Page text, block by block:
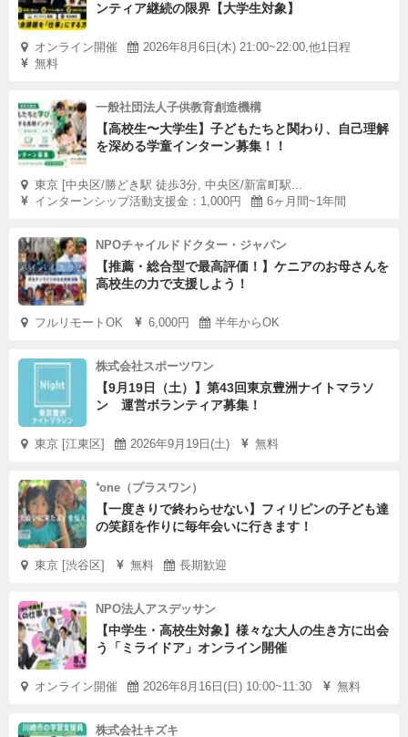
ンティア継続の限界【大学生対象】
オンライン開催
2026年8月6日(木) 21:00~22:00,他1日程
無料
一般社団法人子供教育創造機構
【高校生〜大学生】子どもたちと関わり、自己理解
を深める学童インターン募集！！
東京 [中央区/勝どき駅 徒歩3分, 中央区/新富町駅...
インターンシップ活動支援金：1,000円
6ヶ月間~1年間
NPOチャイルドドクター・ジャパン
【推薦・総合型で最高評価！】ケニアのお母さんを
高校生の力で支援しよう！
フルリモートOK 6,000円 半年からOK
株式会社スポーツワン
【9月19日（土）】第43回東京豊洲ナイトマラソ
ン 運営ボランティア募集！
東京 [江東区] 2026年9月19日(土) 無料
⁺one（プラスワン）
【一度きりで終わらせない】フィリピンの子ども達
の笑顔を作りに毎年会いに行きます！
東京 [渋谷区] 無料 長期歓迎
NPO法人アスデッサン
【中学生・高校生対象】様々な大人の生き方に出会
う「ミライドア」オンライン開催
オンライン開催 2026年8月16日(日) 10:00~11:30 無料
株式会社キズキ